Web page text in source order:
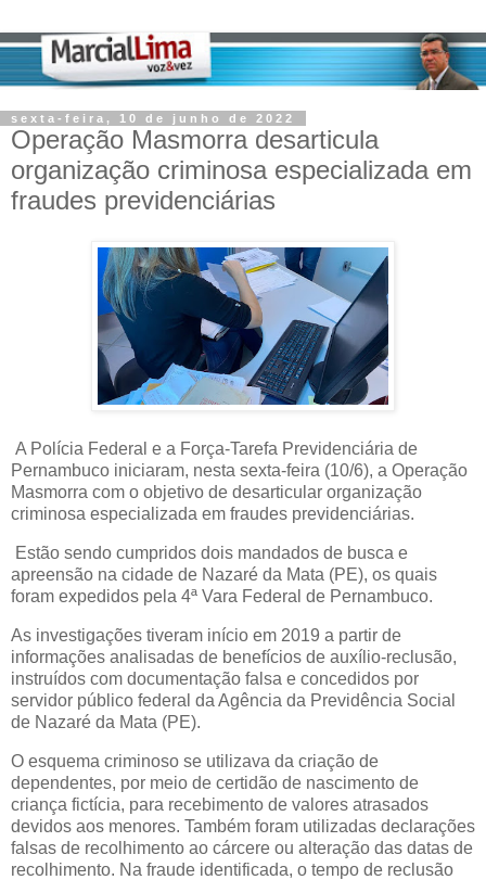
sexta-feira, 10 de junho de 2022
Operação Masmorra desarticula
organização criminosa especializada em
fraudes previdenciárias
A Polícia Federal e a Força-Tarefa Previdenciária de
Pernambuco iniciaram, nesta sexta-feira (10/6), a Operação
Masmorra com o objetivo de desarticular organização
criminosa especializada em fraudes previdenciárias.
Estão sendo cumpridos dois mandados de busca e
apreensão na cidade de Nazaré da Mata (PE), os quais
foram expedidos pela 4ª Vara Federal de Pernambuco.
As investigações tiveram início em 2019 a partir de
informações analisadas de benefícios de auxílio-reclusão,
instruídos com documentação falsa e concedidos por
servidor público federal da Agência da Previdência Social
de Nazaré da Mata (PE).
O esquema criminoso se utilizava da criação de
dependentes, por meio de certidão de nascimento de
criança fictícia, para recebimento de valores atrasados
devidos aos menores. Também foram utilizadas declarações
falsas de recolhimento ao cárcere ou alteração das datas de
recolhimento. Na fraude identificada, o tempo de reclusão